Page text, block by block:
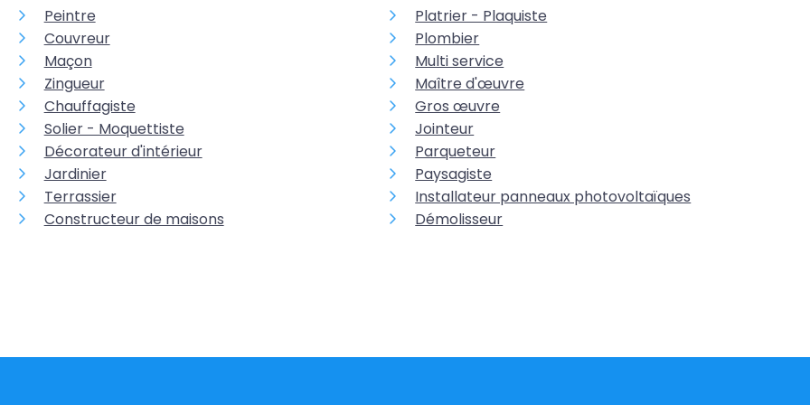
Peintre
Platrier - Plaquiste
Couvreur
Plombier
Maçon
Multi service
Zingueur
Maître d'œuvre
Chauffagiste
Gros œuvre
Solier - Moquettiste
Jointeur
Décorateur d'intérieur
Parqueteur
Jardinier
Paysagiste
Terrassier
Installateur panneaux photovoltaïques
Constructeur de maisons
Démolisseur